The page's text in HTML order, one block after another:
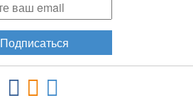
Подписаться